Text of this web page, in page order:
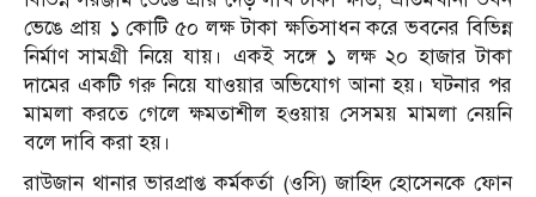
ভেঙে প্রায় ১ কোটি ৫০ লক্ষ টাকা ক্ষতিসাধন করে ভবনের বিভিন্ন
নির্মাণ সামগ্রী নিয়ে যায়। একই সঙ্গে ১ লক্ষ ২০ হাজার টাকা
দামের একটি গরু নিয়ে যাওয়ার অভিযোগ আনা হয়। ঘটনার পর
মামলা করতে গেলে ক্ষমতাশীল হওয়ায় সেসময় মামলা নেয়নি
বলে দাবি করা হয়।
রাউজান থানার ভারপ্রাপ্ত কর্মকর্তা (ওসি) জাহিদ হোসেনকে ফোন